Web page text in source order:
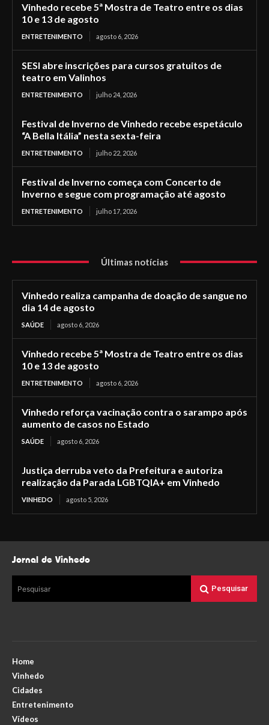
Vinhedo recebe 5ª Mostra de Teatro entre os dias
10 e 13 de agosto
ENTRETENIMENTO agosto 6, 2026
SESI abre inscrições para cursos gratuitos de
teatro em Valinhos
ENTRETENIMENTO julho 24, 2026
Festival de Inverno de Vinhedo recebe espetáculo
“A Bella Itália” nesta sexta-feira
ENTRETENIMENTO julho 22, 2026
Festival de Inverno começa com Concerto de
Inverno e segue com programação até agosto
ENTRETENIMENTO julho 17, 2026
Últimas notícias
Vinhedo realiza campanha de doação de sangue no
dia 14 de agosto
SAÚDE agosto 6, 2026
Vinhedo recebe 5ª Mostra de Teatro entre os dias
10 e 13 de agosto
ENTRETENIMENTO agosto 6, 2026
Vinhedo reforça vacinação contra o sarampo após
aumento de casos no Estado
SAÚDE agosto 6, 2026
Justiça derruba veto da Prefeitura e autoriza
realização da Parada LGBTQIA+ em Vinhedo
VINHEDO agosto 5, 2026
Jornal de Vinhedo
Pesquisar Pesquisar
Home
Vinhedo
Cidades
Entretenimento
Vídeos